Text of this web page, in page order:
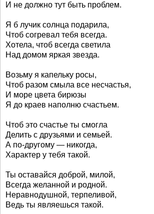
И не должно тут быть проблем.
Я б лучик солнца подарила,
Чтоб согревал тебя всегда.
Хотела, чтоб всегда светила
Над домом яркая звезда.
Возьму я капельку росы,
Чтоб разом смыла все несчастья,
И море цвета бирюзы
Я до краев наполню счастьем.
Чтоб это счастье ты смогла
Делить с друзьями и семьей.
А по-другому — никогда,
Характер у тебя такой.
Ты оставайся доброй, милой,
Всегда желанной и родной.
Неравнодушной, терпеливой,
Ведь ты являешься такой.